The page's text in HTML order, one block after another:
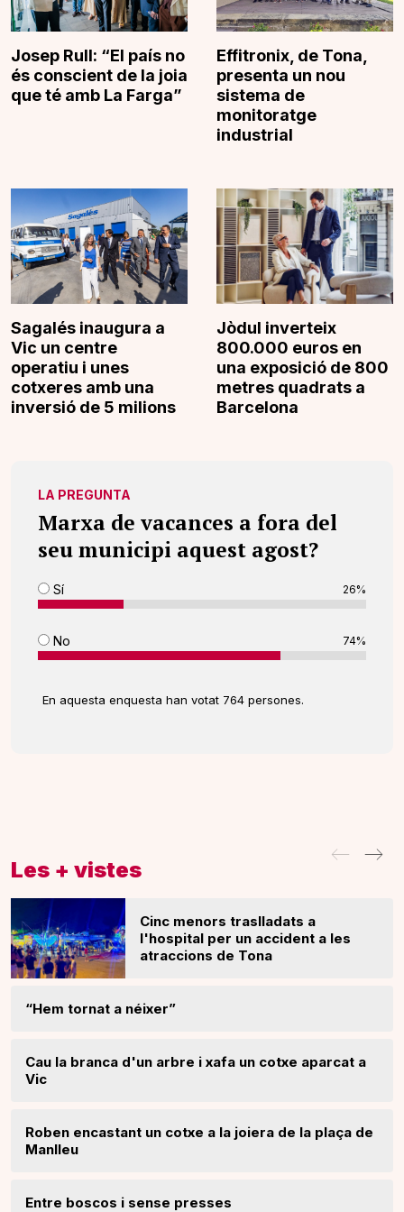
Josep Rull: “El país no
és conscient de la joia
que té amb La Farga”
Effitronix, de Tona,
presenta un nou
sistema de
monitoratge
industrial
Sagalés inaugura a
Vic un centre
operatiu i unes
cotxeres amb una
inversió de 5 milions
Jòdul inverteix
800.000 euros en
una exposició de 800
metres quadrats a
Barcelona
LA PREGUNTA
Marxa de vacances a fora del
seu municipi aquest agost?
Sí 26%
No 74%
En aquesta enquesta han votat 764 persones.
Les + vistes
Cinc menors traslladats a
l'hospital per un accident a les
atraccions de Tona
“Hem tornat a néixer”
Cau la branca d'un arbre i xafa un cotxe aparcat a
Vic
Roben encastant un cotxe a la joiera de la plaça de
Manlleu
Entre boscos i sense presses